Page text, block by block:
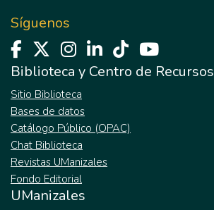
Síguenos
Biblioteca y Centro de Recursos
Sitio Biblioteca
Bases de datos
Catálogo Público (OPAC)
Chat Biblioteca
Revistas UManizales
Fondo Editorial
UManizales